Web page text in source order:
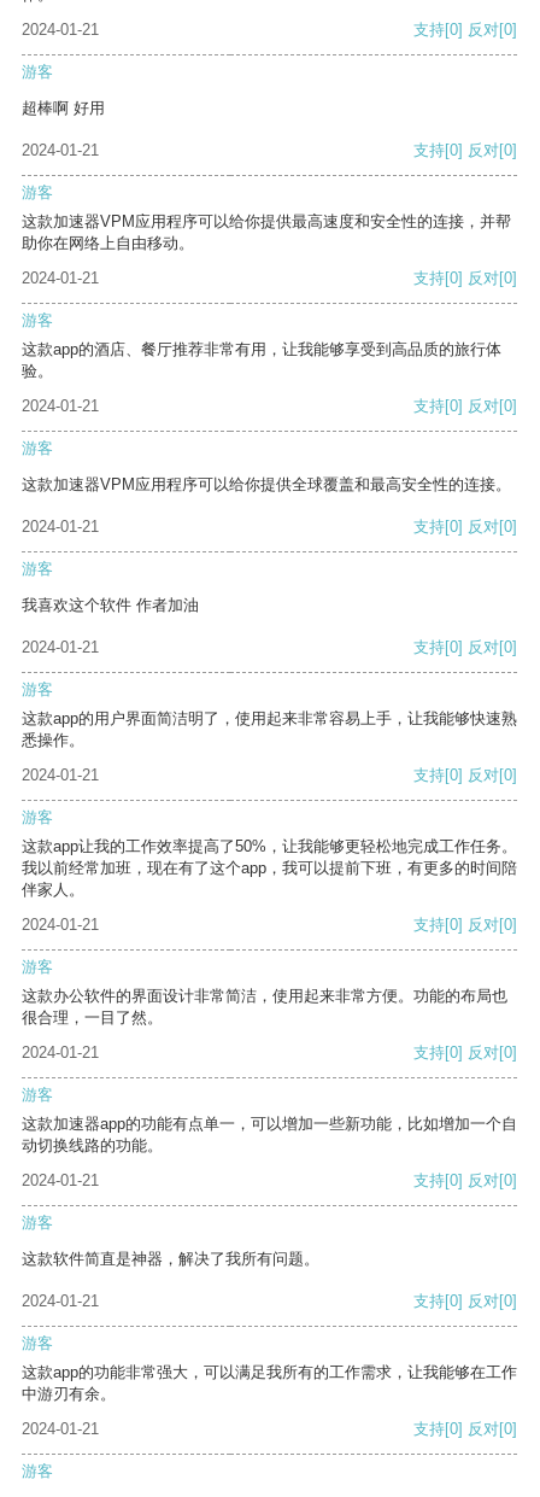
2024-01-21
支持[0] 反对[0]
游客
超棒啊 好用
2024-01-21 支持[0] 反对[0]
游客
这款加速器VPM应用程序可以给你提供最高速度和安全性的连接，并帮
助你在网络上自由移动。
2024-01-21
支持[0] 反对[0]
游客
这款app的酒店、餐厅推荐非常有用，让我能够享受到高品质的旅行体
验。
2024-01-21
支持[0] 反对[0]
游客
这款加速器VPM应用程序可以给你提供全球覆盖和最高安全性的连接。
2024-01-21 支持[0] 反对[0]
游客
我喜欢这个软件 作者加油
2024-01-21 支持[0] 反对[0]
游客
这款app的用户界面简洁明了，使用起来非常容易上手，让我能够快速熟
悉操作。
2024-01-21
支持[0] 反对[0]
游客
这款app让我的工作效率提高了50%，让我能够更轻松地完成工作任务。
我以前经常加班，现在有了这个app，我可以提前下班，有更多的时间陪
伴家人。
2024-01-21
支持[0] 反对[0]
游客
这款办公软件的界面设计非常简洁，使用起来非常方便。功能的布局也
很合理，一目了然。
2024-01-21
支持[0] 反对[0]
游客
这款加速器app的功能有点单一，可以增加一些新功能，比如增加一个自
动切换线路的功能。
2024-01-21
支持[0] 反对[0]
游客
这款软件简直是神器，解决了我所有问题。
2024-01-21 支持[0] 反对[0]
游客
这款app的功能非常强大，可以满足我所有的工作需求，让我能够在工作
中游刃有余。
2024-01-21
支持[0] 反对[0]
游客